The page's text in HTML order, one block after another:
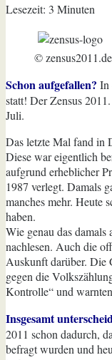
Lesezeit: 3 Minuten
© zensus2011.de
Schon aufgefallen? In
statt! Der Zensus
Juli.
Das letzte Mal fand in
Diese war eigentlich
aufgrund erheblicher
1987 verlegt. Damals
manches mehr. Heute
haben.
Wie genau das damals
nachlesen. Auch die
Auskunft darüber. Die
gegen die
Kontrolle“ und
Insgesamt
2011 schon dadurch,
befragt wurden und